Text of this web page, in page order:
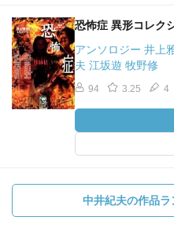
恐怖症 異形コレク
アンソロジー 井上
夫 江坂遊 牧野修
94 3.25 4
中井紀夫の作品